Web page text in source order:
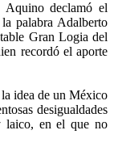
declamó el
palabra Adalberto
Gran Logia del
recordó el aporte
idea de un México
desigualdades
laico, en el que no